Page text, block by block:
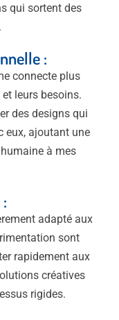
qui sortent des
:
connecte plus
leurs besoins.
des designs qui
eux, ajoutant une
à mes
adapté aux
sont
rapidement aux
créatives
rigides.